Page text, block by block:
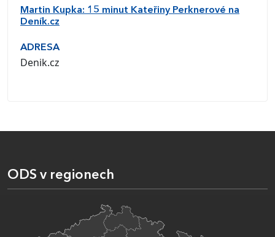
Martin Kupka: 15 minut Kateřiny Perknerové na
Deník.cz
ADRESA
Denik.cz
ODS v regionech